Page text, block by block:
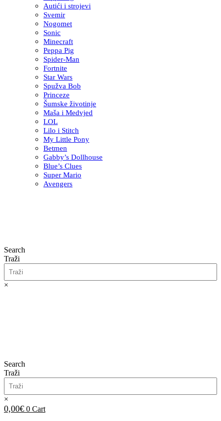
Autići i strojevi
Svemir
Nogomet
Sonic
Minecraft
Peppa Pig
Spider-Man
Fortnite
Star Wars
Spužva Bob
Princeze
Šumske životinje
Maša i Medvjed
LOL
Lilo i Stitch
My Little Pony
Betmen
Gabby’s Dollhouse
Blue’s Clues
Super Mario
Avengers
Search
Traži
×
Search
Traži
×
0,00€ 0 Cart